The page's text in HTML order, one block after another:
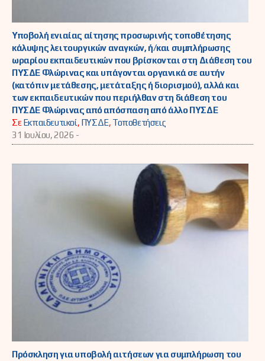
Υποβολή ενιαίας αίτησης προσωρινής τοποθέτησης
κάλυψης λειτουργικών αναγκών, ή/και συμπλήρωσης
ωραρίου εκπαιδευτικών που βρίσκονται στη Διάθεση του
ΠΥΣΔΕ Φλώρινας και υπάγονται οργανικά σε αυτήν
(κατόπιν μετάθεσης, μετάταξης ή διορισμού), αλλά και
των εκπαιδευτικών που περιήλθαν στη διάθεση του
ΠΥΣΔΕ Φλώρινας από απόσπαση από άλλο ΠΥΣΔΕ
ΣεΕκπαιδευτικοί, ΠΥΣΔΕ, Τοποθετήσεις
31 Ιουλίου, 2026 -
Πρόσκληση για υποβολή αιτήσεων για συμπλήρωση του